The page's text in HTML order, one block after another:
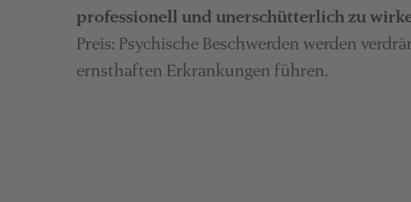
professionell und unerschütterlich zu
Preis: Psychische Beschwerden werden
ernsthaften Erkrankungen führen.